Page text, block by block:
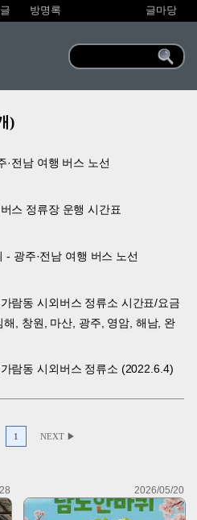
방명록 글마당
)
·전남 여행 버스 노선
스 정류장 운행 시간표
- 광주·전남 여행 버스 노선
람동 시외버스 정류소 시간표/요금
해, 창원, 마산, 광주, 영암, 해남, 완
람동 시외버스 정류소 (2022.6.4)
1 NEXT ▶
2026/05/20